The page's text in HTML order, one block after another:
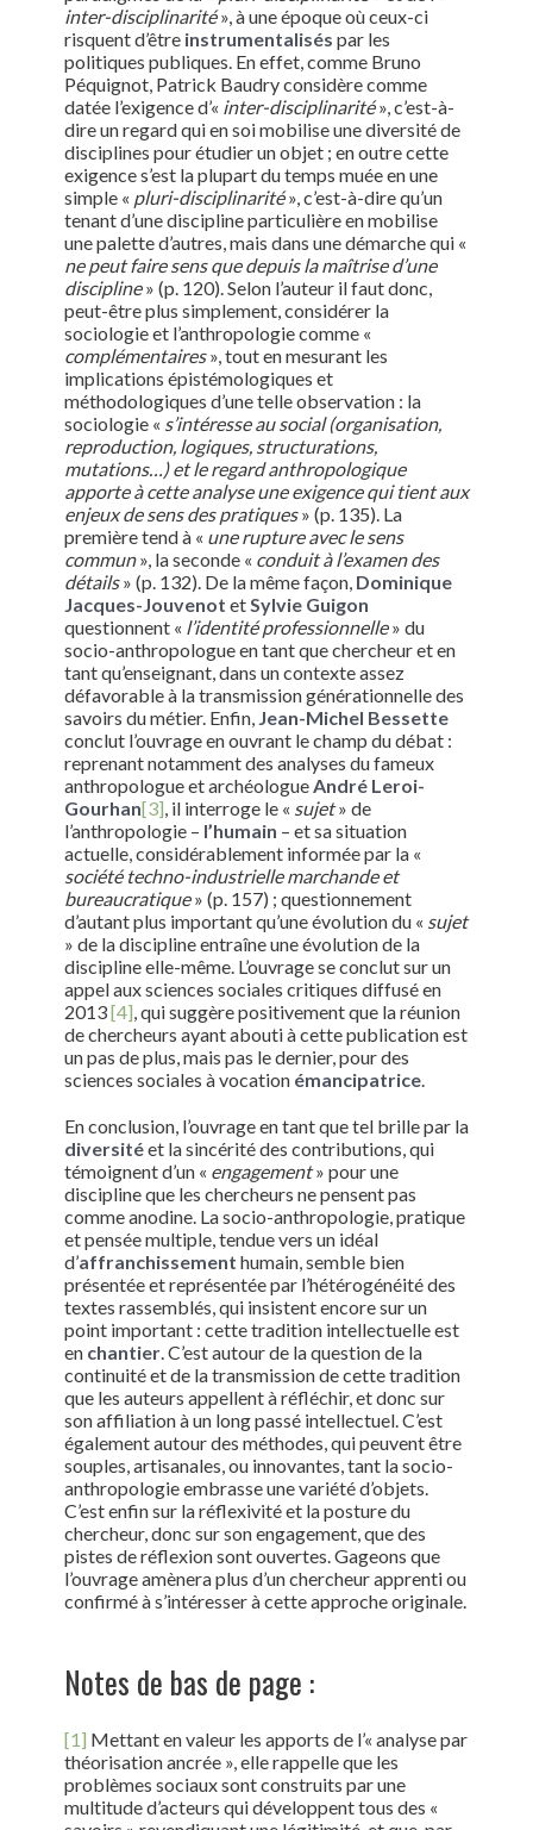
inter-disciplinarité», à une époque où ceux-ci
risquent d’être instrumentalisés par les
politiques publiques. En effet, comme Bruno
Péquignot, Patrick Baudry considère comme
datée l’exigence d’« inter-disciplinarité», c’est-à-
dire un regard qui en soi mobilise une diversité de
disciplines pour étudier un objet ; en outre cette
exigence s’est la plupart du temps muée en une
simple « pluri-disciplinarité», c’est-à-dire qu’un
tenant d’une discipline particulière en mobilise
une palette d’autres, mais dans une démarche qui «
ne peut faire sens que depuis la maîtrise d’une
discipline» (p. 120). Selon l’auteur il faut donc,
peut-être plus simplement, considérer la
sociologie et l’anthropologie comme «
complémentaires», tout en mesurant les
implications épistémologiques et
méthodologiques d’une telle observation : la
sociologie « s’intéresse au social (organisation,
reproduction, logiques, structurations,
mutations…) et le regard anthropologique
apporte à cette analyse une exigence qui tient aux
enjeux de sens des pratiques» (p. 135). La
première tend à « une rupture avec le sens
commun», la seconde « conduit à l’examen des
détails» (p. 132). De la même façon, Dominique
Jacques-Jouvenot et Sylvie Guigon
questionnent « l’identité professionnelle» du
socio-anthropologue en tant que chercheur et en
tant qu’enseignant, dans un contexte assez
défavorable à la transmission générationnelle des
savoirs du métier. Enfin, Jean-Michel Bessette
conclut l’ouvrage en ouvrant le champ du débat :
reprenant notamment des analyses du fameux
anthropologue et archéologue André Leroi-
Gourhan[3] , il interroge le « sujet» de
l’anthropologie – l’humain – et sa situation
actuelle, considérablement informée par la «
société techno-industrielle marchande et
bureaucratique» (p. 157) ; questionnement
d’autant plus important qu’une évolution du « sujet
» de la discipline entraîne une évolution de la
discipline elle-même. L’ouvrage se conclut sur un
appel aux sciences sociales critiques diffusé en
2013[4] , qui suggère positivement que la réunion
de chercheurs ayant abouti à cette publication est
un pas de plus, mais pas le dernier, pour des
sciences sociales à vocation émancipatrice.
En conclusion, l’ouvrage en tant que tel brille par la
diversitéet la sincérité des contributions, qui
témoignent d’un « engagement» pour une
discipline que les chercheurs ne pensent pas
comme anodine. La socio-anthropologie, pratique
et pensée multiple, tendue vers un idéal
d’affranchissement humain, semble bien
présentée et représentée par l’hétérogénéité des
textes rassemblés, qui insistent encore sur un
point important : cette tradition intellectuelle est
en chantier. C’est autour de la question de la
continuité et de la transmission de cette tradition
que les auteurs appellent à réfléchir, et donc sur
son affiliation à un long passé intellectuel. C’est
également autour des méthodes, qui peuvent être
souples, artisanales, ou innovantes, tant la socio-
anthropologie embrasse une variété d’objets.
C’est enfin sur la réflexivité et la posture du
chercheur, donc sur son engagement, que des
pistes de réflexion sont ouvertes. Gageons que
l’ouvrage amènera plus d’un chercheur apprenti ou
confirmé à s’intéresser à cette approche originale.
Notes de bas de page :
[1] Mettant en valeur les apports de l’« analyse par
théorisation ancrée », elle rappelle que les
problèmes sociaux sont construits par une
multitude d’acteurs qui développent tous des «